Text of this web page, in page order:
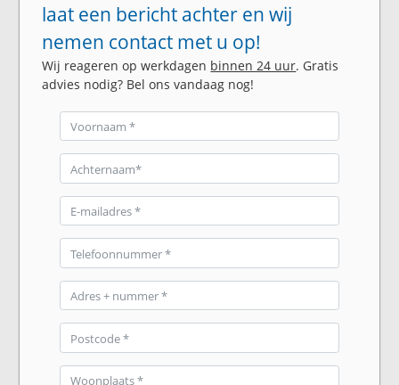
laat een bericht achter en wij
nemen contact met u op!
Wij reageren op werkdagen binnen 24 uur. Gratis
advies nodig? Bel ons vandaag nog!